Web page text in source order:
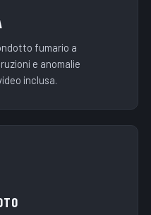
fumario a
e anomalie
inclusa.